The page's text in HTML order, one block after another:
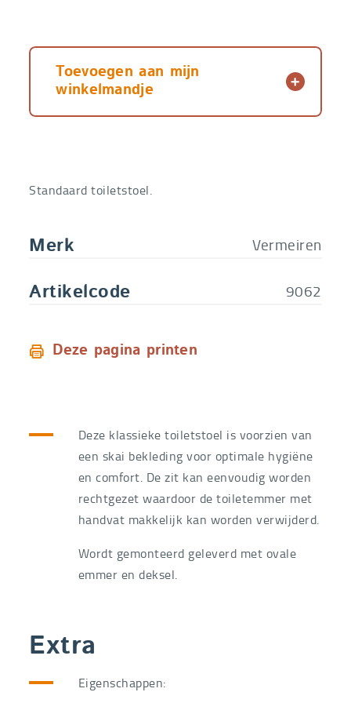
Toevoegen aan mijn
winkelmandje
Standaard toiletstoel.
Merk Vermeiren
Artikelcode 9062
Deze pagina printen
Deze klassieke toiletstoel is voorzien van
een skai bekleding voor optimale hygiëne
en comfort. De zit kan eenvoudig worden
rechtgezet waardoor de toiletemmer met
handvat makkelijk kan worden verwijderd.
Wordt gemonteerd geleverd met ovale
emmer en deksel.
Extra
Eigenschappen: